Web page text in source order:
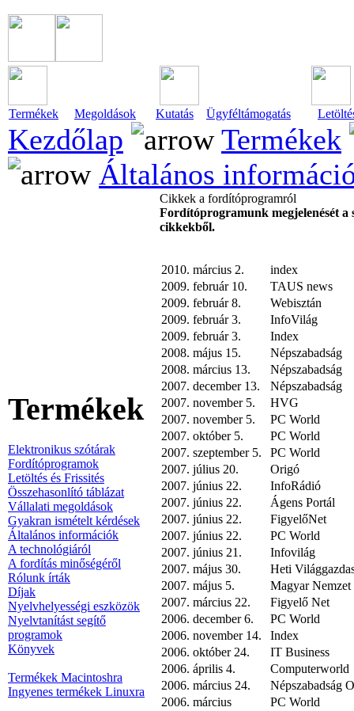
Termékek Megoldások Kutatás Ügyféltámogatás
Kezdőlap
Termékek
Általános
Termékek
Elektronikus szótárak
Fordítóprogramok
Letöltés és Frissités
Összehasonlító táblázat
Vállalati megoldások
Gyakran ismételt kérdések
Általános információk
A technológiáról
A fordítás minőségéről
Rólunk írták
Díjak
Nyelvhelyességi eszközök
Nyelvtanítást segítő
programok
Könyvek
Termékek Macintoshra
Ingyenes termékek Linuxra
Cikkek a fordítóprogramról
Fordítóprogramunk megjelenését a
cikkekből.
2010. március 2.
index
2009. február 10.
TAUS news
2009. február 8.
Webisztán
2009. február 3.
InfoVilág
2009. február 3.
Index
2008. május 15.
Népszabadság
2008. március 13.
Népszabadság
2007. december 13.
Népszabadság
2007. november 5.
HVG
2007. november 5.
PC World
2007. október 5.
PC World
2007. szeptember 5.
PC World
2007. július 20.
Origó
2007. június 22.
InfoRádió
2007. június 22.
Ágens Portál
2007. június 22.
FigyelőNet
2007. június 22.
PC World
2007. június 21.
Infovilág
2007. május 30.
Heti
2007. május 5.
Magyar Nemzet
2007. március 22.
Figyelő Net
2006. december 6.
PC World
2006. november 14.
Index
2006. október 24.
IT Business
2006. április 4.
Computerworld
2006. március 24.
Népszabadság
2006. március
PC World